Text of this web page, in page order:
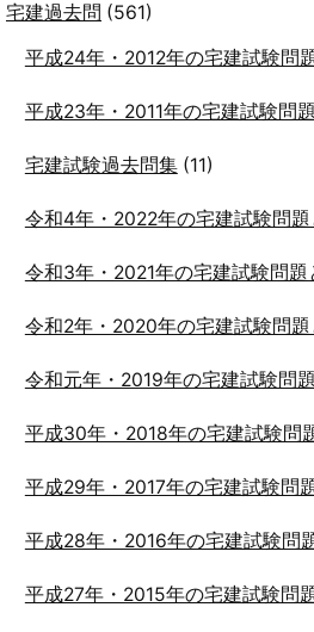
宅建過去問 (561)
平成24年・2012年の宅建試験問
平成23年・2011年の宅建試験問
宅建試験過去問集(11)
令和4年・2022年の宅建試験問
令和3年・2021年の宅建試験問題
令和2年・2020年の宅建試験問
令和元年・2019年の宅建試験問
平成30年・2018年の宅建試験問
平成29年・2017年の宅建試験問
平成28年・2016年の宅建試験問
平成27年・2015年の宅建試験問